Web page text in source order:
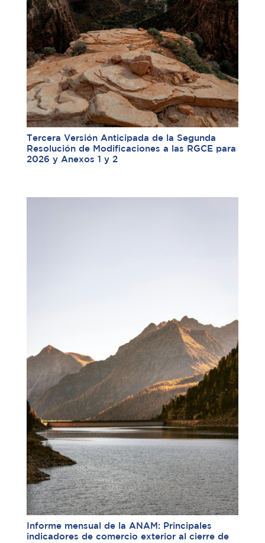
Tercera Versión Anticipada de la Segunda
Resolución de Modificaciones a las RGCE para
2026 y Anexos 1 y 2
Informe mensual de la ANAM: Principales
indicadores de comercio exterior al cierre de